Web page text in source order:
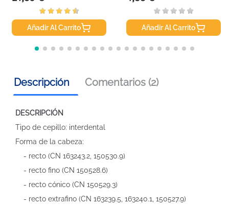
Añadir Al Carrito Añadir Al Carrito
Descripción Comentarios (2)
DESCRIPCIÓN
Tipo de cepillo: interdental
Forma de la cabeza:
- recto (CN 163243.2, 150530.9)
- recto fino (CN 150528.6)
- recto cónico (CN 150529.3)
- recto extrafino (CN 163239.5, 163240.1, 150527.9)